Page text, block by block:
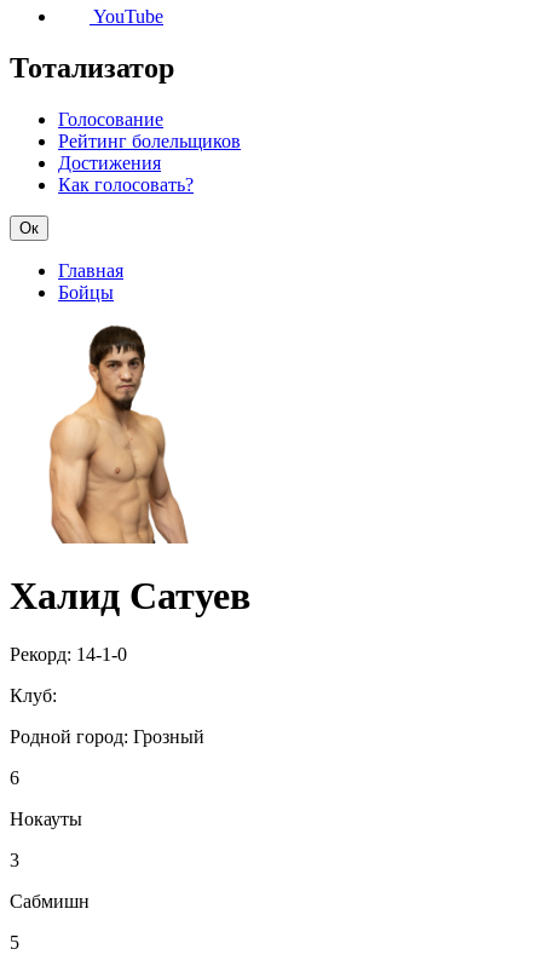
YouTube
Тотализатор
Голосование
Рейтинг болельщиков
Достижения
Как голосовать?
Ок
Главная
Бойцы
Халид Сатуев
Рекорд: 14-1-0
Клуб:
Родной город: Грозный
6
Нокауты
3
Сабмишн
5